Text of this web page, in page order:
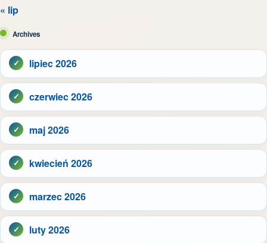
« lip
Archives
lipiec 2026
czerwiec 2026
maj 2026
kwiecień 2026
marzec 2026
luty 2026